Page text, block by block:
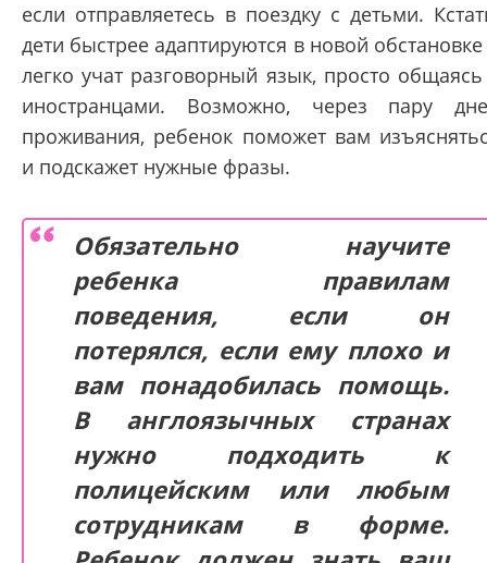
если отправляетесь в поездку с детьми.
дети быстрее адаптируются в новой
легко учат разговорный язык, просто
иностранцами. Возможно, через пару
проживания, ребенок поможет вам
и подскажет нужные фразы.
Обязательно научите
ребенка правилам
поведения, если он
потерялся, если ему плохо и
вам понадобилась помощь.
В англоязычных странах
нужно подходить к
полицейским или любым
сотрудникам в форме.